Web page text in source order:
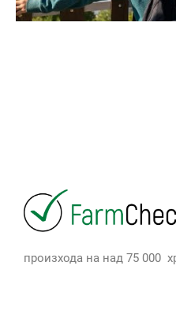
произхода на над 75 000